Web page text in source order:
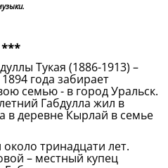
***
Тукая (1886-1913) –
года забирает
семью - в город Уральск.
Габдулла жил в
в деревне Кырлай в семье
тринадцати лет.
– местный купец